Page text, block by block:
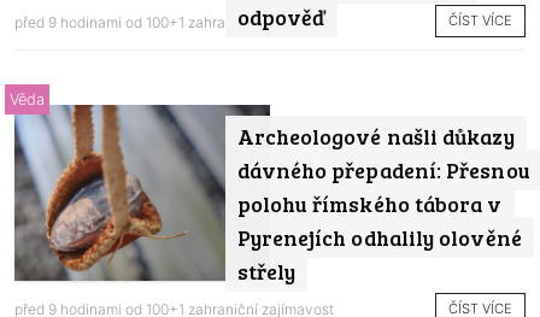
odpověď
před 9 hodinami od 100+1 zahraniční zajímavost ČÍST VÍCE
Archeologové našli důkazy
dávného přepadení: Přesnou
polohu římského tábora v
Pyrenejích odhalily olověné
střely
Věda
před 9 hodinami od 100+1 zahraniční zajímavost ČÍST VÍCE